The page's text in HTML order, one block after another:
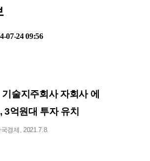
07-24 09:56
술지주회사 자회사 에
3억원대 투자 유치
경제, 2021.7.8.